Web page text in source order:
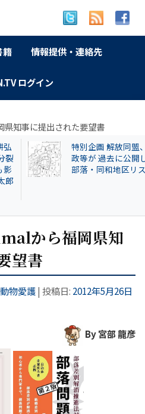
籍 情報提供・連絡先
ログイン
知事に提出された要望書
行
た
ト
【告発スクープ】
興毅氏も被害者?
い牛肉投資に関与
から福岡県知
望書
動物愛護| 投稿日: 2012年5月26日
By 宮部 龍彦